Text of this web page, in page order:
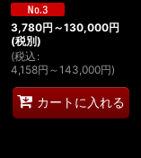
3,780円 ～130,000円
(税別)
(税込 :
4,158円 ～143,000円)
カートに入れる